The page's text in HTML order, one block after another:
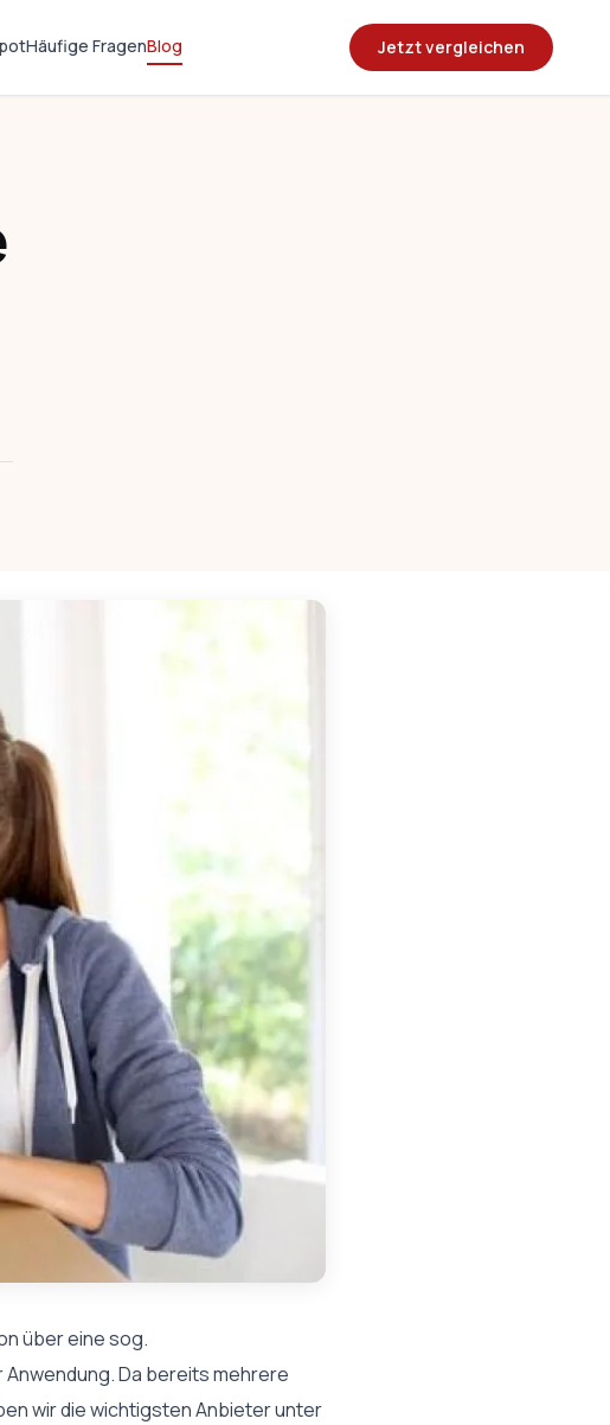
Häufige FragenBlog Jetzt vergleichen
über eine sog.
Da bereits mehrere
wir die wichtigsten Anbieter unter